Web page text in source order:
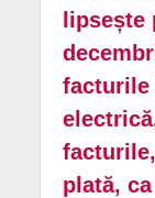
lipsește
facturile
plată,